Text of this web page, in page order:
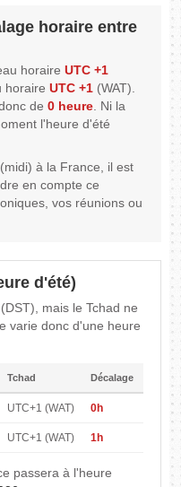
horaire entre
horaireUTC +1
horaireUTC +1 (WAT).
de0 heure. Ni la
l'heure d'été
(midi) à la France, il est
en compte ce
vos réunions ou
d'été)
mais le Tchad ne
varie donc d'une heure
Tchad Décalage
UTC+1 (WAT) 0h
UTC+1 (WAT) 1h
passera à l'heure